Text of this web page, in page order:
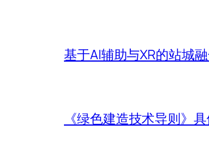
基于AI辅助与XR的站城
《绿色建造技术导则》